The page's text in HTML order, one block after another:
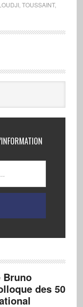
, TOUSSAINT,
Bruno
des 50